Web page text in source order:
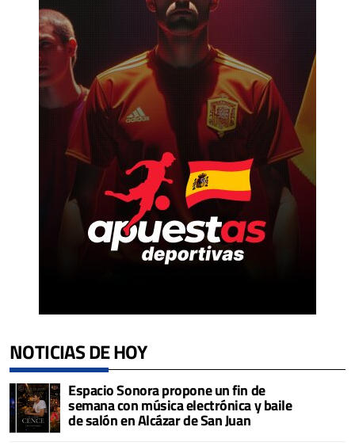
NOTICIAS DE HOY
Espacio Sonora propone un fin de
semana con música electrónica y baile
de salón en Alcázar de San Juan